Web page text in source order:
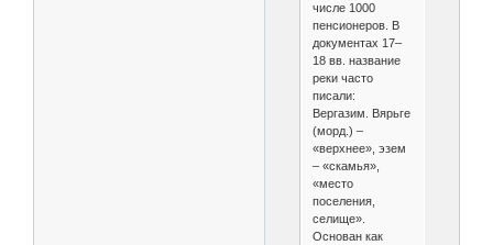
числе 1000
пенсионеров. В
документах 17–
18 вв. название
реки часто
писали:
Вергазим. Вярьге
(морд.) –
«верхнее», эзем
– «скамья»,
«место
поселения,
селище».
Основан как